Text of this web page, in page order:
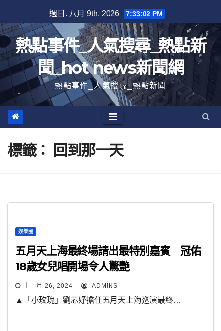
至
內
容
週日. 八月 9th, 2026 7:33:02 PM
熱點事件_人氣搜尋_熱點新
聞_hot news新聞網
熱點事件_人氣搜尋_熱點新聞
標籤： 回到那一天
娛樂圈
五月天上海最終場請出最特別嘉賓 冠佑
18歲女兒唱開場令人驚艷
十一月 26, 2024 ADMINS
▲「小玫瑰」劉芯妤擔任五月天上海巡演最終…